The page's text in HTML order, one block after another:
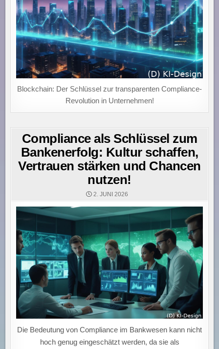
Blockchain: Der Schlüssel zur transparenten Compliance-
Revolution in Unternehmen!
Compliance als Schlüssel zum
Bankenerfolg: Kultur schaffen,
Vertrauen stärken und Chancen
nutzen!
2. JUNI 2026
Die Bedeutung von Compliance im Bankwesen kann nicht
hoch genug eingeschätzt werden, da sie als